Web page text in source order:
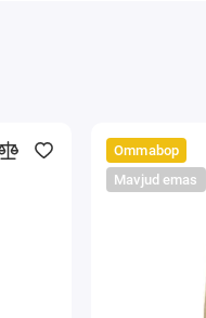
Ommabop
Mavjud emas